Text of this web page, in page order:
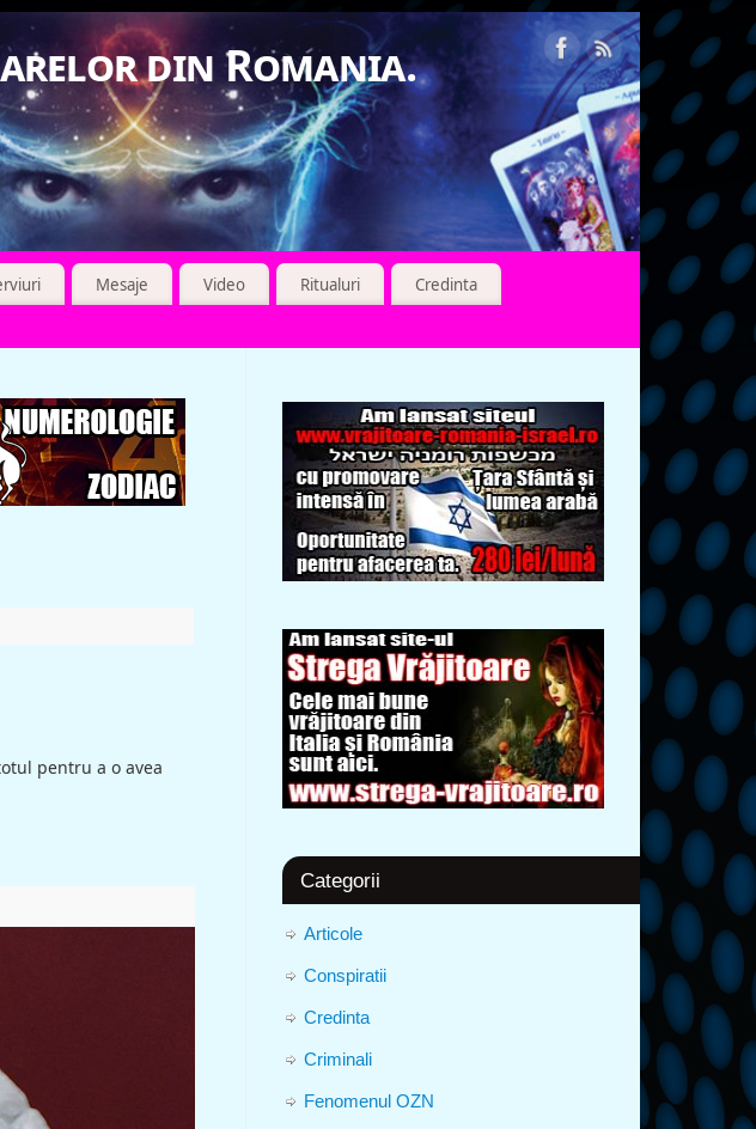
din Romania.
Mesaje Video Ritualuri
Credinta
pentru a o avea
Categorii
Articole
Conspiratii
Credinta
Criminali
Fenomenul OZN